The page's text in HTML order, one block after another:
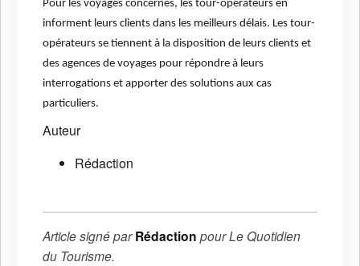
Pour les voyages concernés, les tour-opérateurs en
informent leurs clients dans les meilleurs délais. Les tour-
opérateurs se tiennent à la disposition de leurs clients et
des agences de voyages pour répondre à leurs
interrogations et apporter des solutions aux cas
particuliers.
Auteur
Rédaction
Article signé parRédaction pourLe Quotidien
du Tourisme.